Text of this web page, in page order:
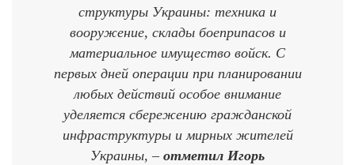
структуры Украины: техника и
вооружение, склады боеприпасов и
материальное имущество войск. С
первых дней операции при планировании
любых действий особое внимание
уделяется сбережению гражданской
инфраструктуры и мирных жителей
Украины, – отметил Игорь